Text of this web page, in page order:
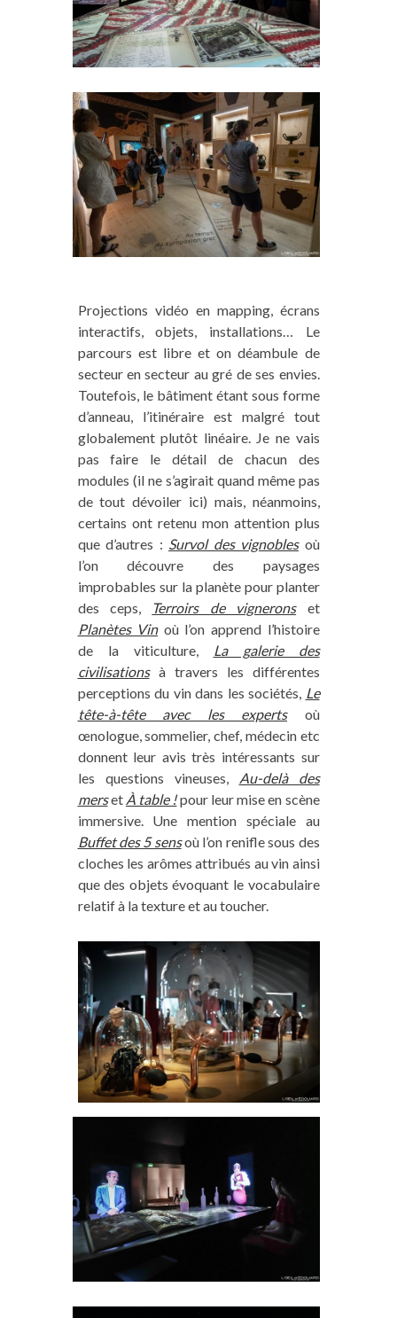
Projections vidéo en mapping, écrans
interactifs, objets, installations… Le
parcours est libre et on déambule de
secteur en secteur au gré de ses envies.
Toutefois, le bâtiment étant sous forme
d’anneau, l’itinéraire est malgré tout
globalement plutôt linéaire. Je ne vais
pas faire le détail de chacun des
modules (il ne s’agirait quand même pas
de tout dévoiler ici) mais, néanmoins,
certains ont retenu mon attention plus
que d’autres : Survol des vignoblesoù
l’on découvre des paysages
improbables sur la planète pour planter
des ceps,
Terroirs de vigneronset
Planètes Vinoù l’on apprend l’histoire
de la viticulture, La galerie des
civilisationsà travers les différentes
perceptions du vin dans les sociétés, Le
tête-à-tête avec les expertsoù
œnologue, sommelier, chef, médecin etc
donnent leur avis très intéressants sur
les questions vineuses, Au-delà des
merset À table !pour leur mise en scène
immersive. Une mention spéciale au
Buffet des 5 sensoù l’on renifle sous des
cloches les arômes attribués au vin ainsi
que des objets évoquant le vocabulaire
relatif à la texture et au toucher.